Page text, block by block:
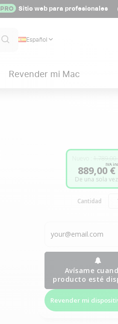
PRO Sitio web para profesionales
Español
Revender mi Mac
1.789,00
889,00 €
IVA
De una sola vez
Cantidad
Avísame
producto esté
Revender mi